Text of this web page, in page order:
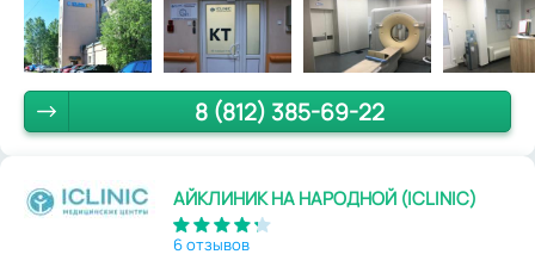
8 (812) 385-69-22
АЙКЛИНИК НА НАРОДНОЙ (ICLINIC)
6 отзывов